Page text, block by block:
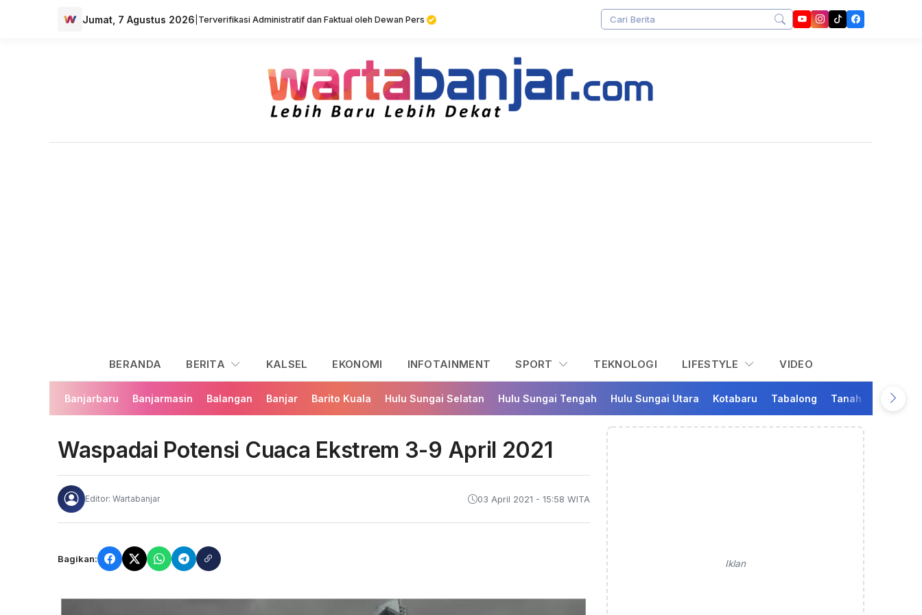
Jumat, 7 Agustus 2026 Terverifikasi Administratif dan Faktual oleh Dewan Pers
BERANDA BERITA KALSEL EKONOMI INFOTAINMENT SPORT TEKNOLOGI LIFESTYLE VIDEO
Banjarbaru Banjarmasin Balangan Banjar Barito Kuala Hulu Sungai Selatan Hulu Sungai Tengah Hulu Sungai Utara Kotabaru Tabalong Tanah Bumbu
Waspadai Potensi Cuaca Ekstrem 3-9 April 2021
Editor: Wartabanjar 03 April 2021 - 15:58 WITA
Bagikan: Iklan